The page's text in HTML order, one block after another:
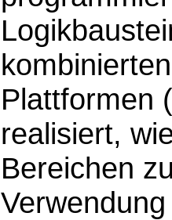
Plattformen
realisiert,
Bereichen